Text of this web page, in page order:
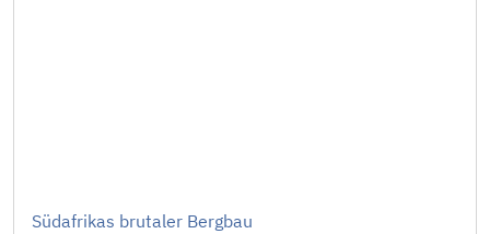
Südafrikas brutaler Bergbau